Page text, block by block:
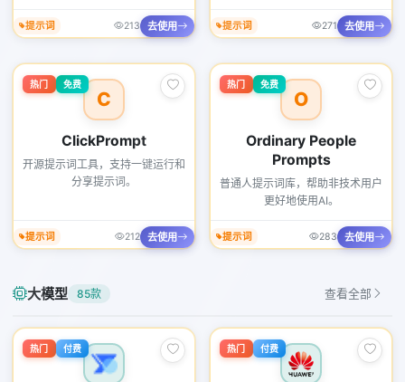
提示词 213 去使用 提示词 271 去使用
C
热门 免费
ClickPrompt
开源提示词工具，支持一键运行和
分享提示词。
提示词 212 去使用
O
热门 免费
Ordinary People
Prompts
普通人提示词库，帮助非技术用户
更好地使用AI。
提示词 283 去使用
大模型 85款 查看全部
热门 付费 热门 付费